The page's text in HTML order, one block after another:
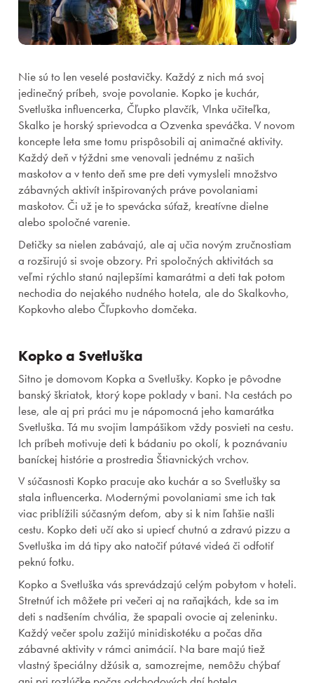
Nie sú to len veselé postavičky. Každý z nich má svoj
jedinečný príbeh, svoje povolanie. Kopko je kuchár,
Svetluška influencerka, Čľupko plavčík, Vlnka učiteľka,
Skalko je horský sprievodca a Ozvenka speváčka. V novom
koncepte leta sme tomu prispôsobili aj animačné aktivity.
Každý deň v týždni sme venovali jednému z našich
maskotov a v tento deň sme pre deti vymysleli množstvo
zábavných aktivít inšpirovaných práve povolaniami
maskotov. Či už je to spevácka súťaž, kreatívne dielne
alebo spoločné varenie.
Detičky sa nielen zabávajú, ale aj učia novým zručnostiam
a rozširujú si svoje obzory. Pri spoločných aktivitách sa
veľmi rýchlo stanú najlepšími kamarátmi a deti tak potom
nechodia do nejakého nudného hotela, ale do Skalkovho,
Kopkovho alebo Čľupkovho domčeka.
Kopko a Svetluška
Sitno je domovom Kopka a Svetlušky. Kopko je pôvodne
banský škriatok, ktorý kope poklady v bani. Na cestách po
lese, ale aj pri práci mu je nápomocná jeho kamarátka
Svetluška. Tá mu svojim lampášikom vždy posvieti na cestu.
Ich príbeh motivuje deti k bádaniu po okolí, k poznávaniu
baníckej histórie a prostredia Štiavnických vrchov.
V súčasnosti Kopko pracuje ako kuchár a so Svetlušky sa
stala influencerka. Modernými povolaniami sme ich tak
viac priblížili súčasným deťom, aby si k nim ľahšie našli
cestu. Kopko deti učí ako si upiecť chutnú a zdravú pizzu a
Svetluška im dá tipy ako natočiť pútavé videá či odfotiť
peknú fotku.
Kopko a Svetluška vás sprevádzajú celým pobytom v hoteli.
Stretnúť ich môžete pri večeri aj na raňajkách, kde sa im
deti s nadšením chvália, že spapali ovocie aj zeleninku.
Každý večer spolu zažijú minidiskotéku a počas dňa
zábavné aktivity v rámci animácií. Na bare majú tiež
vlastný špeciálny džúsik a, samozrejme, nemôžu chýbať